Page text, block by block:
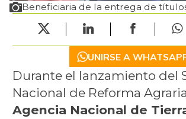
Beneficiaria de la entrega de
UNIRSE A
Durante el lanzamiento del
Nacional de Reforma
Agencia Nacional de